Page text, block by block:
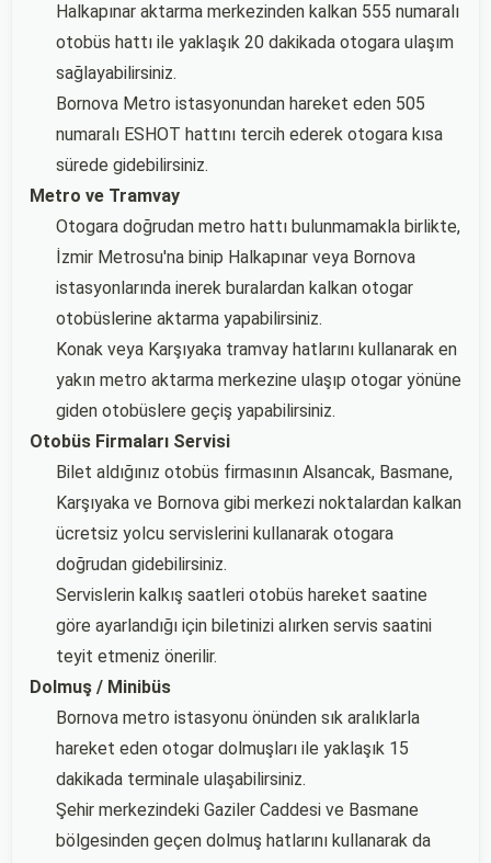
Halkapınar aktarma merkezinden kalkan 555 numaralı
otobüs hattı ile yaklaşık 20 dakikada otogara ulaşım
sağlayabilirsiniz.
Bornova Metro istasyonundan hareket eden 505
numaralı ESHOT hattını tercih ederek otogara kısa
sürede gidebilirsiniz.
Metro ve Tramvay
Otogara doğrudan metro hattı bulunmamakla birlikte,
İzmir Metrosu'na binip Halkapınar veya Bornova
istasyonlarında inerek buralardan kalkan otogar
otobüslerine aktarma yapabilirsiniz.
Konak veya Karşıyaka tramvay hatlarını kullanarak en
yakın metro aktarma merkezine ulaşıp otogar yönüne
giden otobüslere geçiş yapabilirsiniz.
Otobüs Firmaları Servisi
Bilet aldığınız otobüs firmasının Alsancak, Basmane,
Karşıyaka ve Bornova gibi merkezi noktalardan kalkan
ücretsiz yolcu servislerini kullanarak otogara
doğrudan gidebilirsiniz.
Servislerin kalkış saatleri otobüs hareket saatine
göre ayarlandığı için biletinizi alırken servis saatini
teyit etmeniz önerilir.
Dolmuş / Minibüs
Bornova metro istasyonu önünden sık aralıklarla
hareket eden otogar dolmuşları ile yaklaşık 15
dakikada terminale ulaşabilirsiniz.
Şehir merkezindeki Gaziler Caddesi ve Basmane
bölgesinden geçen dolmuş hatlarını kullanarak da